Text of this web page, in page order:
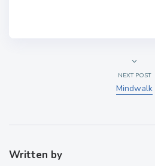
NEXT POST
Mindwalk
Written by